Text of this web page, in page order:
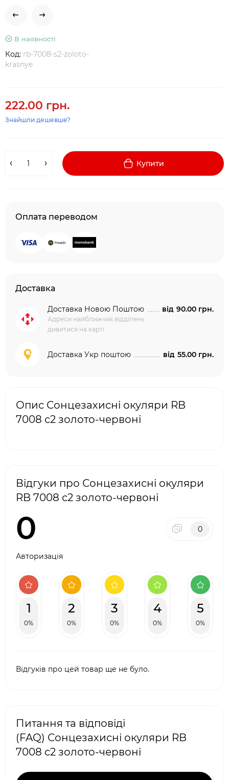
В наявності
Код: rb-7008-s2-zoloto-
krasnye
222.00 грн.
Знайшли дешевше?
Купити
Оплата переводом
Доставка
Доставка Новою Поштою
Адреси найближчих відділень
дивитися на карті
від 90.00 грн.
Доставка Укр поштою від 55.00 грн.
Опис Сонцезахисні окуляри RB
7008 с2 золото-червоні
Відгуки про Сонцезахисні окуляри
RB 7008 с2 золото-червоні
0 0
Авторизація
1
0%
2
0%
3
0%
4
0%
5
0%
Відгуків про цей товар ще не було.
Питання та відповіді
(FAQ) Сонцезахисні окуляри RB
7008 с2 золото-червоні